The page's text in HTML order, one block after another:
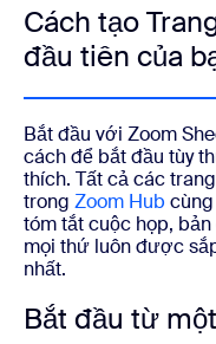
Cách tạo
đầu tiên của
Bắt đầu với Zoom
cách để bắt đầu tùy
thích. Tất cả các
trong Zoom Hub
tóm tắt cuộc họp,
mọi thứ luôn được
nhất.
Bắt đầu từ